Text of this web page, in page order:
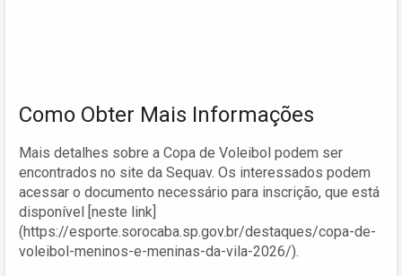
Como Obter Mais Informações
Mais detalhes sobre a Copa de Voleibol podem ser
encontrados no site da Sequav. Os interessados podem
acessar o documento necessário para inscrição, que está
disponível [neste link]
(https://esporte.sorocaba.sp.gov.br/destaques/copa-de-
voleibol-meninos-e-meninas-da-vila-2026/).